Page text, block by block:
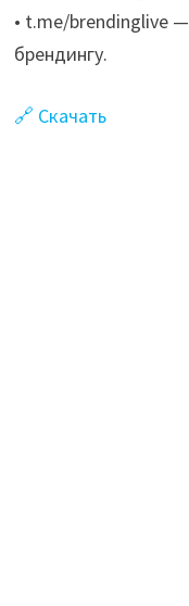
• t.me/brendinglive
брендингу.
🔗 Скачать